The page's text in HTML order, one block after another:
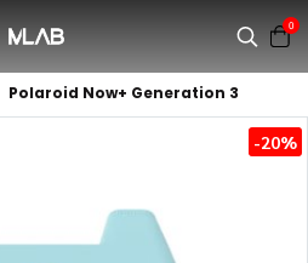
0
Polaroid Now+ Generation 3
-20%